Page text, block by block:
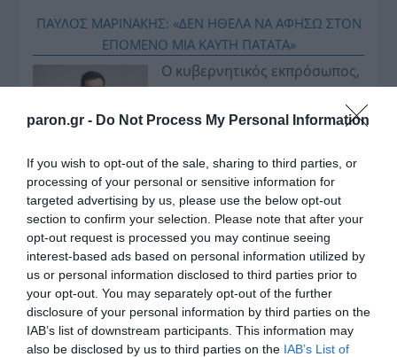
paron.gr - Do Not Process My Personal Information
If you wish to opt-out of the sale, sharing to third parties, or
processing of your personal or sensitive information for
targeted advertising by us, please use the below opt-out
section to confirm your selection. Please note that after your
opt-out request is processed you may continue seeing
interest-based ads based on personal information utilized by
us or personal information disclosed to third parties prior to
your opt-out. You may separately opt-out of the further
disclosure of your personal information by third parties on the
IAB’s list of downstream participants. This information may
also be disclosed by us to third parties on the IAB’s List of
ΠΑΥΛΟΣ ΜΑΡΙΝΑΚΗΣ: «ΔΕΝ ΗΘΕΛΑ ΝΑ ΑΦΗΣΩ ΣΤΟΝ
ΕΠΟΜΕΝΟ ΜΙΑ ΚΑΥΤΗ ΠΑΤΑΤΑ»
Ο κυβερνητικός εκπρόσωπος,
Παύλος Μαρινάκης, ανοίγει τα
χαρτιά του στις «Τυπολογίες»
τις μεγάλες τομές στον χώρο
των Μέσων Μαζικής
Ενημέρωσης. Σε μια εφ’ όλης της ύλης
συνέντευξη στον Βασίλη Κουφόπουλο, αναλύει
το χρονοδιάγραμμα για τις περιφερειακές και
ραδιοφωνικές άδειες, το πακέτο στήριξης των 80
εκατομμυρίων ευρώ για τον Τύπο, αλλά και την
πρωτοβουλία για την άρση της ανωνυμίας στο
διαδίκτυο.